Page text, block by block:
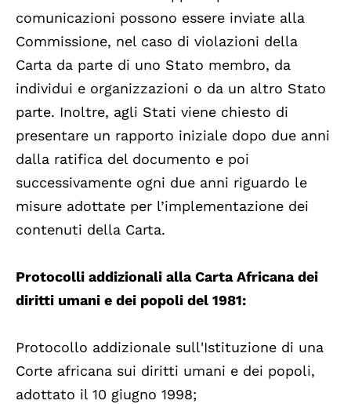
comunicazioni possono essere inviate alla
Commissione, nel caso di violazioni della
Carta da parte di uno Stato membro, da
individui e organizzazioni o da un altro Stato
parte. Inoltre, agli Stati viene chiesto di
presentare un rapporto iniziale dopo due anni
dalla ratifica del documento e poi
successivamente ogni due anni riguardo le
misure adottate per l’implementazione dei
contenuti della Carta.
Protocolli addizionali alla Carta Africana dei
diritti umani e dei popoli del 1981:
Protocollo addizionale sull'Istituzione di una
Corte africana sui diritti umani e dei popoli,
adottato il 10 giugno 1998;